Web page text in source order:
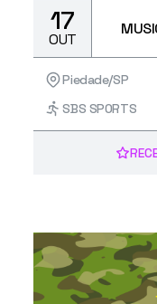
17
OUT
Piedade/SP
SBS SPORTS